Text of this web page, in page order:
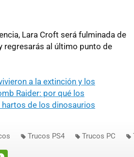
Lara Croft será fulminada de
regresarás al último punto de
a la extinción y los
Raider: por qué los
de los dinosaurios
Trucos PS4 Trucos PC